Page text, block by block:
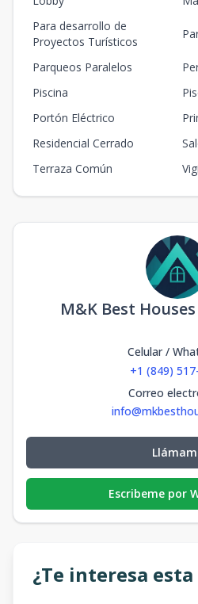
11162.5m2
1
206
22192m2
Para desarrollo de
Proyectos Turísticos
Parqueos Paralelos
Piscina
Portón Eléctrico
Residencial Cerrado
Terraza Común
M&K Best
Celular /
+1 (849)
Correo
Escribeme por
¿Te interesa